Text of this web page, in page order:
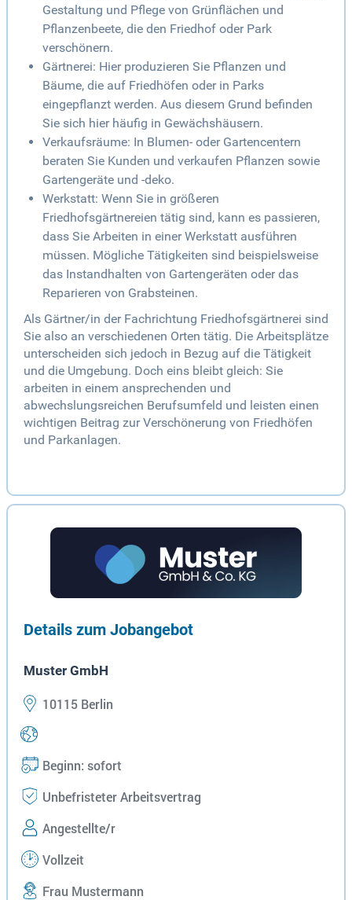
Gestaltung und Pflege von Grünflächen und
Pflanzenbeete, die den Friedhof oder Park
verschönern.
Gärtnerei: Hier produzieren Sie Pflanzen und
Bäume, die auf Friedhöfen oder in Parks
eingepflanzt werden. Aus diesem Grund befinden
Sie sich hier häufig in Gewächshäusern.
Verkaufsräume: In Blumen- oder Gartencentern
beraten Sie Kunden und verkaufen Pflanzen sowie
Gartengeräte und -deko.
Werkstatt: Wenn Sie in größeren
Friedhofsgärtnereien tätig sind, kann es passieren,
dass Sie Arbeiten in einer Werkstatt ausführen
müssen. Mögliche Tätigkeiten sind beispielsweise
das Instandhalten von Gartengeräten oder das
Reparieren von Grabsteinen.
Als Gärtner/in der Fachrichtung Friedhofsgärtnerei sind
Sie also an verschiedenen Orten tätig. Die Arbeitsplätze
unterscheiden sich jedoch in Bezug auf die Tätigkeit
und die Umgebung. Doch eins bleibt gleich: Sie
arbeiten in einem ansprechenden und
abwechslungsreichen Berufsumfeld und leisten einen
wichtigen Beitrag zur Verschönerung von Friedhöfen
und Parkanlagen.
Details zum Jobangebot
Muster GmbH
10115 Berlin
Beginn: sofort
Unbefristeter Arbeitsvertrag
Angestellte/r
Vollzeit
Frau Mustermann